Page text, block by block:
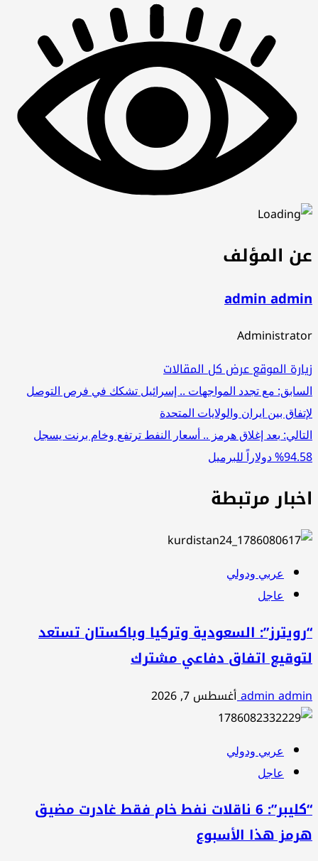
عن المؤلف
admin admin
Administrator
زيارة الموقععرض كل المقالات
تصفّح
المقالات
السابق: مع تجدد المواجهات .. إسرائيل تشكك في فرص التوصل
لإتفاق بين ايران والولايات المتحدة
التالي: بعد إغلاق هرمز .. أسعار النفط ترتفع وخام برنت يسجل
94.58% دولاراً للبرميل
اخبار مرتبطة
عربي ودولي
عاجل
“رويترز”: السعودية وتركيا وباكستان تستعد
لتوقيع اتفاق دفاعي مشترك
admin adminأغسطس 7, 2026
عربي ودولي
عاجل
“كليبر”: 6 ناقلات نفط خام فقط غادرت مضيق
هرمز هذا الأسبوع